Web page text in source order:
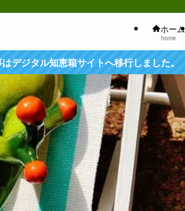
ホーム
home
デジタル知恵箱サイトへ移行しました。